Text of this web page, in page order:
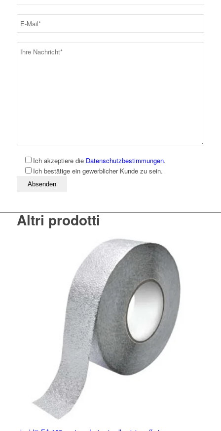
Ich akzeptiere die Datenschutzbestimmungen.
Ich bestätige ein gewerblicher Kunde zu sein.
Bitte lassen Sie dieses Feld leer
Altri prodotti